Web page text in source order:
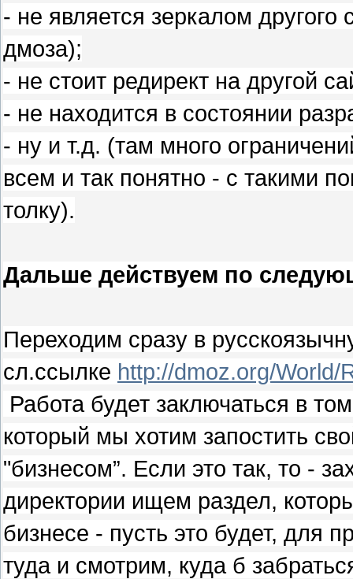
- не является зеркалом другого
дмоза);
- не стоит редирект на другой
- не находится в состоянии
- ну и т.д. (там много
всем и так понятно - с такими
толку).
Дальше действуем по
Переходим сразу в
сл.ссылке http://dmoz.org/World/
Работа будет заключаться в
который мы хотим запостить
"бизнесом”. Если это так, то -
директории ищем раздел,
бизнесе - пусть это будет, для
туда и смотрим, куда б